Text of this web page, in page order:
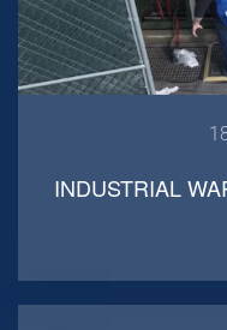
INDUSTRIAL